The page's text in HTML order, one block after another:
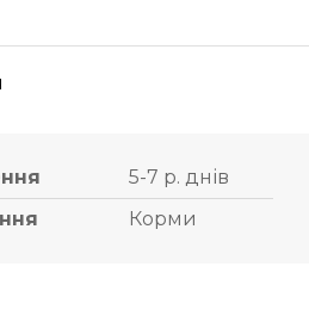
5-7 р. днів
Корми